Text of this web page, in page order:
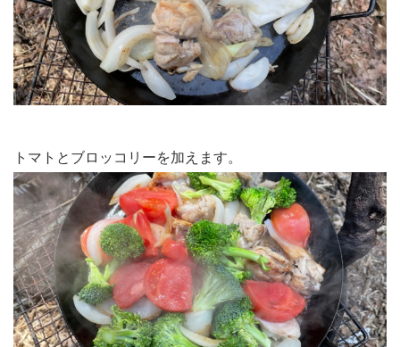
トマトとブロッコリーを加えます。